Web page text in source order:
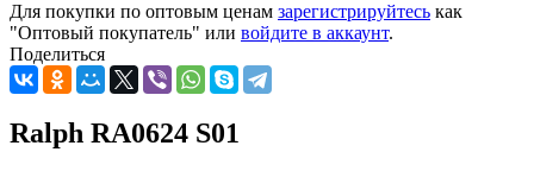
Для покупки по оптовым ценам зарегистрируйтесь как
"Оптовый покупатель" или войдите в аккаунт.
Поделиться
Ralph RA0624 S01